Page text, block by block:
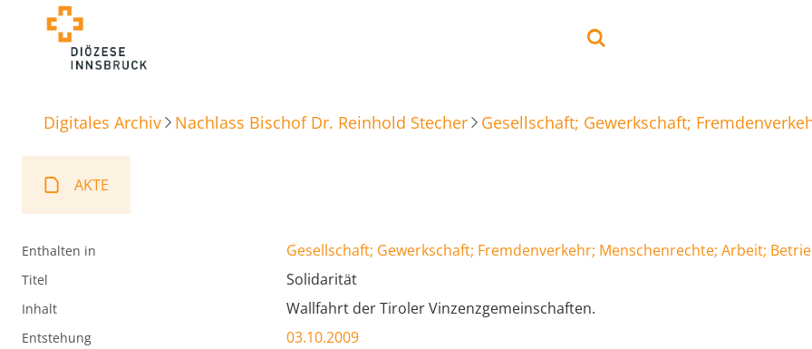
Digitales Archiv Nachlass Bischof Dr. Reinhold Stecher Gesellschaft; Gewerkschaft;
AKTE
Enthalten in Gesellschaft; Gewerkschaft; Fremdenverkehr; Menschenrechte; Arbeit;
Titel Solidarität
Inhalt Wallfahrt der Tiroler Vinzenzgemeinschaften.
Entstehung 03.10.2009